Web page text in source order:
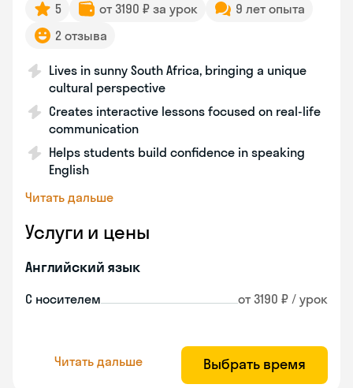
5 от 3190 ₽ за урок
9 лет опыта
2 отзыва
Lives in sunny South Africa, bringing a unique
cultural perspective
Creates interactive lessons focused on real-life
communication
Helps students build confidence in speaking
English
Читать дальше
Услуги и цены
Английский язык
С носителем от 3190 ₽ / урок
Читать дальше Выбрать время